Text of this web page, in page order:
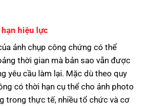
hiệu lực
ảnh chụp công chứng có thể
thời gian mà bản sao vẫn được
yêu cầu làm lại. Mặc dù theo quy
có thời hạn cụ thể cho ảnh photo
trong thực tế, nhiều tổ chức và cơ